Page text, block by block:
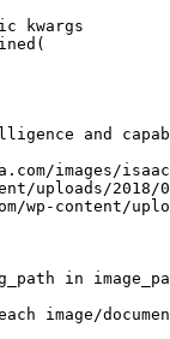
kwargs
and
images/
uploads/
wp-content/
in
image/